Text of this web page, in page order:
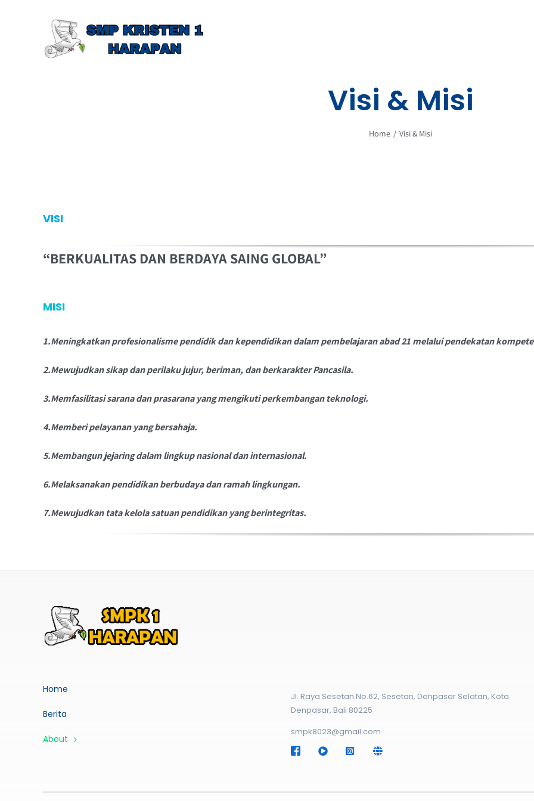
Visi & Misi
Home Visi & Misi
VISI
“BERKUALITAS DAN BERDAYA SAING GLOBAL”
MISI
1.Meningkatkan profesionalisme pendidik dan kependidikan dalam pembelajaran abad 21 melalui pendekatan
2.Mewujudkan sikap dan perilaku jujur, beriman, dan berkarakter Pancasila.
3.Memfasilitasi sarana dan prasarana yang mengikuti perkembangan teknologi.
4.Memberi pelayanan yang bersahaja.
5.Membangun jejaring dalam lingkup nasional dan internasional.
6.Melaksanakan pendidikan berbudaya dan ramah lingkungan.
7.Mewujudkan tata kelola satuan pendidikan yang berintegritas.
Home
Berita
About
Jl. Raya Sesetan No.62, Sesetan, Denpasar Selatan, Kota
Denpasar, Bali 80225
smpk8023@gmail.com